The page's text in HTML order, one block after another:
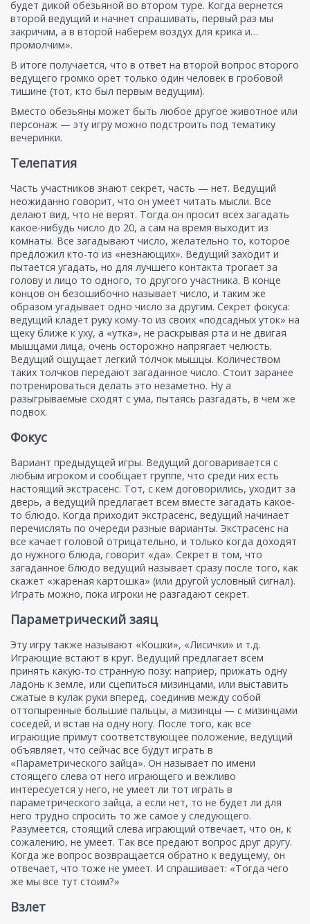
будет дикой обезьяной во втором туре. Когда вернется
второй ведущий и начнет спрашивать, первый раз мы
закричим, а в второй наберем воздух для крика и…
промолчим».
В итоге получается, что в ответ на второй вопрос второго
ведущего громко орет только один человек в гробовой
тишине (тот, кто был первым ведущим).
Вместо обезьяны может быть любое другое животное или
персонаж — эту игру можно подстроить под тематику
вечеринки.
Телепатия
Часть участников знают секрет, часть — нет. Ведущий
неожиданно говорит, что он умеет читать мысли. Все
делают вид, что не верят. Тогда он просит всех загадать
какое-нибудь число до 20, а сам на время выходит из
комнаты. Все загадывают число, желательно то, которое
предложил кто-то из «незнающих». Ведущий заходит и
пытается угадать, но для лучшего контакта трогает за
голову и лицо то одного, то другого участника. В конце
концов он безошибочно называет число, и таким же
образом угадывает одно число за другим. Секрет фокуса:
ведущий кладет руку кому-то из своих «подсадных уток» на
щеку ближе к уху, а «утка», не раскрывая рта и не двигая
мышцами лица, очень осторожно напрягает челюсть.
Ведущий ощущает легкий толчок мышцы. Количеством
таких толчков передают загаданное число. Стоит заранее
потренироваться делать это незаметно. Ну а
разыгрываемые сходят с ума, пытаясь разгадать, в чем же
подвох.
Фокус
Вариант предыдущей игры. Ведущий договаривается с
любым игроком и сообщает группе, что среди них есть
настоящий экстрасенс. Тот, с кем договорились, уходит за
дверь, а ведущий предлагает всем вместе загадать какое-
то блюдо. Когда приходит экстрасенс, ведущий начинает
перечислять по очереди разные варианты. Экстрасенс на
все качает головой отрицательно, и только когда доходят
до нужного блюда, говорит «да». Секрет в том, что
загаданное блюдо ведущий называет сразу после того, как
скажет «жареная картошка» (или другой условный сигнал).
Играть можно, пока игроки не разгадают секрет.
Параметрический заяц
Эту игру также называют «Кошки», «Лисички» и т.д.
Играющие встают в круг. Ведущий предлагает всем
принять какую-то странную позу: наприер, прижать одну
ладонь к земле, или сцепиться мизинцами, или выставить
сжатые в кулак руки вперед, соединив между собой
оттопыренные большие пальцы, а мизинцы — с мизинцами
соседей, и встав на одну ногу. После того, как все
играющие примут соответствующее положение, ведущий
объявляет, что сейчас все будут играть в
«Параметрического зайца». Он называет по имени
стоящего слева от него играющего и вежливо
интересуется у него, не умеет ли тот играть в
параметрического зайца, а если нет, то не будет ли для
него трудно спросить то же самое у следующего.
Разумеется, стоящий слева играющий отвечает, что он, к
сожалению, не умеет. Так все предают вопрос друг другу.
Когда же вопрос возвращается обратно к ведущему, он
отвечает, что тоже не умеет. И спрашивает: «Тогда чего
же мы все тут стоим?»
Взлет